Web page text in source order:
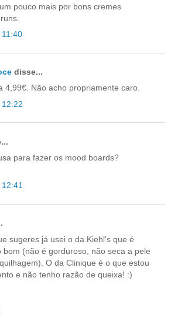
pouco mais por bons cremes
disse...
4,99€. Não acho propriamente caro.
para fazer os mood boards?
sugeres já usei o da Kiehl's que é
bom (não é gorduroso, não seca a pele
O da Clinique é o que estou
e não tenho razão de queixa! :)